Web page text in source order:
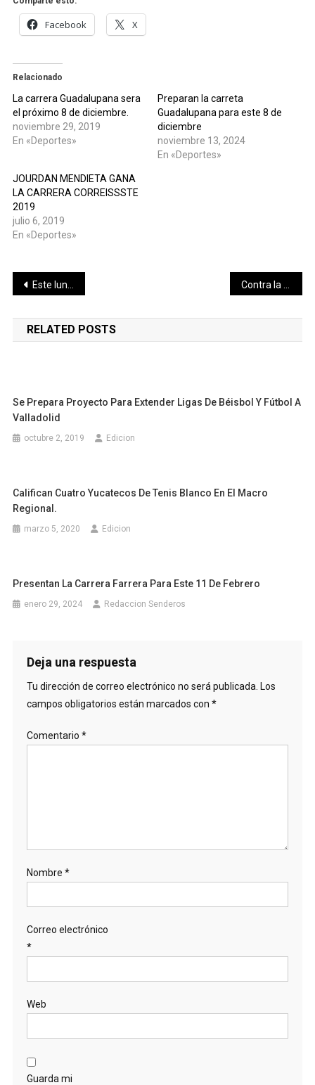
Facebook X
Relacionado
La carrera Guadalupana sera
el próximo 8 de diciembre.
noviembre 29, 2019
En «Deportes»
Preparan la carreta
Guadalupana para este 8 de
diciembre
noviembre 13, 2024
En «Deportes»
JOURDAN MENDIETA GANA
LA CARRERA CORREISSSTE
2019
julio 6, 2019
En «Deportes»
Navegación
de
entradas
Este lunes reabre sus puertas al público “El Corchito”, tras 57 días de impactación por la creciente
RELATED POSTS
Se Prepara Proyecto Para Extender Ligas De Béisbol Y Fútbol A
Valladolid
octubre 2, 2019 Edicion
Califican Cuatro Yucatecos De Tenis Blanco En El Macro
Regional.
marzo 5, 2020 Edicion
Presentan La Carrera Farrera Para Este 11 De Febrero
enero 29, 2024 Redaccion Senderos
Deja una respuesta
Tu dirección de correo electrónico no será publicada. Los
campos obligatorios están marcados con *
Comentario *
Nombre *
Correo electrónico
*
Web
Guarda mi